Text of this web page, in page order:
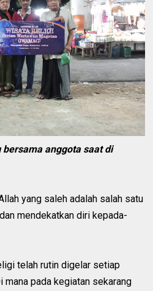
anggota saat di
yang saleh adalah salah satu
mendekatkan diri kepada-
telah rutin digelar setiap
mana pada kegiatan sekarang